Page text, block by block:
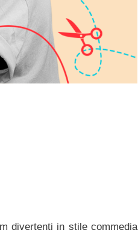
divertenti in stile commedia